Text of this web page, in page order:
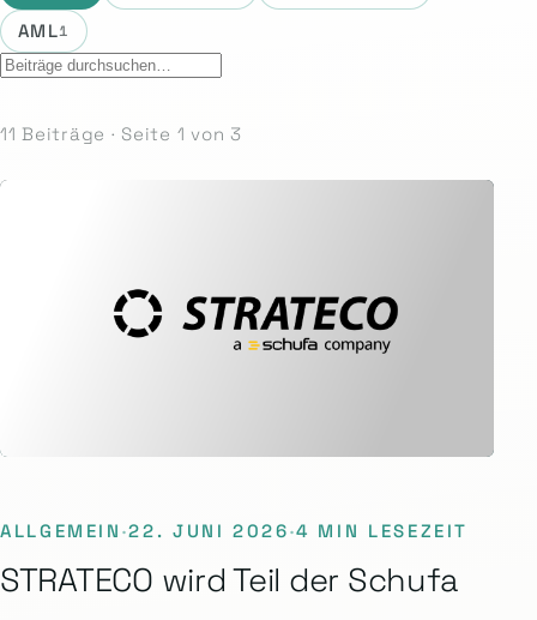
AML1
11 Beiträge · Seite 1 von 3
ALLGEMEIN ·22. JUNI 2026·4 MIN LESEZEIT
STRATECO wird Teil der Schufa